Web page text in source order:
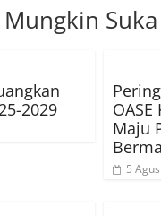
Mungkin Suka
2029
Maju
5